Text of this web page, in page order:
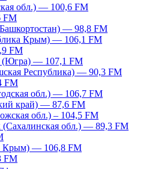
обл.) — 100,6 FM
FM
— 98,8 FM
Крым) — 106,1 FM
FM
— 107,1 FM
Республика) — 90,3 FM
FM
обл.) — 106,7 FM
край) — 87,6 FM
обл.) – 104,5 FM
обл.) — 89,3 FM
Крым) — 106,8 FM
FM